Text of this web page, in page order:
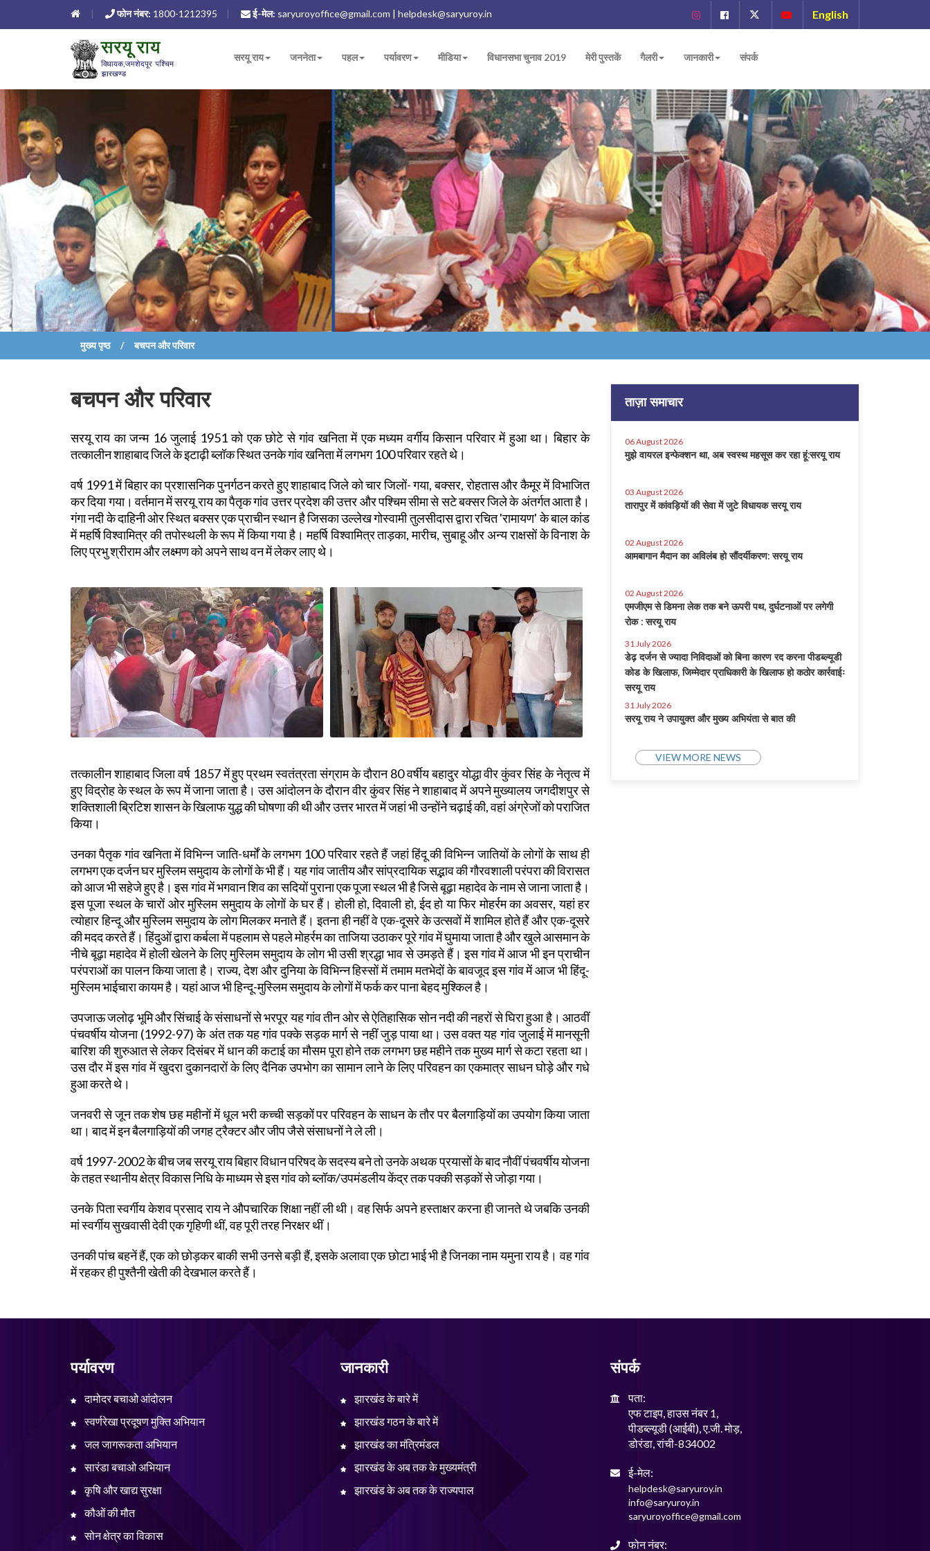
फोन नंबर: 1800-1212395 ई-मेल: saryuroyoffice@gmail.com | helpdesk@saryuroy.in English
सरयू राय जननेता पहल पर्यावरण मीडिया विधानसभा चुनाव 2019 मेरी पुस्तकें गैलरी जानकारी संपर्क
मुख्य पृष्ठ बचपन और परिवार
बचपन और परिवार
सरयू राय का जन्म 16 जुलाई 1951 को एक छोटे से गांव खनिता में एक मध्यम वर्गीय किसान परिवार में हुआ था। बिहार के
तत्कालीन शाहाबाद जिले के इटाढ़ी ब्लॉक स्थित उनके गांव खनिता में लगभग 100 परिवार रहते थे।
वर्ष 1991 में बिहार का प्रशासनिक पुनर्गठन करते हुए शाहाबाद जिले को चार जिलों- गया, बक्सर, रोहतास और कैमूर में विभाजित
कर दिया गया। वर्तमान में सरयू राय का पैतृक गांव उत्तर प्रदेश की उत्तर और पश्चिम सीमा से सटे बक्सर जिले के अंतर्गत आता है।
गंगा नदी के दाहिनी ओर स्थित बक्सर एक प्राचीन स्थान है जिसका उल्लेख गोस्वामी तुलसीदास द्वारा रचित 'रामायण' के बाल कांड
में महर्षि विश्वामित्र की तपोस्थली के रूप में किया गया है। महर्षि विश्वामित्र ताड़का, मारीच, सुबाहू और अन्य राक्षसों के विनाश के
लिए प्रभु श्रीराम और लक्ष्मण को अपने साथ वन में लेकर लाए थे।
तत्कालीन शाहाबाद जिला वर्ष 1857 में हुए प्रथम स्वतंत्रता संग्राम के दौरान 80 वर्षीय बहादुर योद्धा वीर कुंवर सिंह के नेतृत्व में
हुए विद्रोह के स्थल के रूप में जाना जाता है। उस आंदोलन के दौरान वीर कुंवर सिंह ने शाहाबाद में अपने मुख्यालय जगदीशपुर से
शक्तिशाली ब्रिटिश शासन के खिलाफ युद्ध की घोषणा की थी और उत्तर भारत में जहां भी उन्होंने चढ़ाई की, वहां अंग्रेजों को पराजित
किया।
उनका पैतृक गांव खनिता में विभिन्न जाति-धर्मों के लगभग 100 परिवार रहते हैं जहां हिंदू की विभिन्न जातियों के लोगों के साथ ही
लगभग एक दर्जन घर मुस्लिम समुदाय के लोगों के भी हैं। यह गांव जातीय और सांप्रदायिक सद्भाव की गौरवशाली परंपरा की विरासत
को आज भी सहेजे हुए है। इस गांव में भगवान शिव का सदियों पुराना एक पूजा स्थल भी है जिसे बूढ़ा महादेव के नाम से जाना जाता है।
इस पूजा स्थल के चारों ओर मुस्लिम समुदाय के लोगों के घर हैं। होली हो, दिवाली हो, ईद हो या फिर मोहर्रम का अवसर, यहां हर
त्योहार हिन्दू और मुस्लिम समुदाय के लोग मिलकर मनाते हैं। इतना ही नहीं वे एक-दूसरे के उत्सवों में शामिल होते हैं और एक-दूसरे
की मदद करते हैं। हिंदुओं द्वारा कर्बला में पहलाम से पहले मोहर्रम का ताजिया उठाकर पूरे गांव में घुमाया जाता है और खुले आसमान के
नीचे बूढ़ा महादेव में होली खेलने के लिए मुस्लिम समुदाय के लोग भी उसी श्रद्धा भाव से उमड़ते हैं। इस गांव में आज भी इन प्राचीन
परंपराओं का पालन किया जाता है। राज्य, देश और दुनिया के विभिन्न हिस्सों में तमाम मतभेदों के बावजूद इस गांव में आज भी हिंदू-
मुस्लिम भाईचारा कायम है। यहां आज भी हिन्दू-मुस्लिम समुदाय के लोगों में फर्क कर पाना बेहद मुश्किल है।
उपजाऊ जलोढ़ भूमि और सिंचाई के संसाधनों से भरपूर यह गांव तीन ओर से ऐतिहासिक सोन नदी की नहरों से घिरा हुआ है। आठवीं
पंचवर्षीय योजना (1992-97) के अंत तक यह गांव पक्के सड़क मार्ग से नहीं जुड़ पाया था। उस वक्त यह गांव जुलाई में मानसूनी
बारिश की शुरुआत से लेकर दिसंबर में धान की कटाई का मौसम पूरा होने तक लगभग छह महीने तक मुख्य मार्ग से कटा रहता था।
उस दौर में इस गांव में खुदरा दुकानदारों के लिए दैनिक उपभोग का सामान लाने के लिए परिवहन का एकमात्र साधन घोड़े और गधे
हुआ करते थे।
जनवरी से जून तक शेष छह महीनों में धूल भरी कच्ची सड़कों पर परिवहन के साधन के तौर पर बैलगाड़ियों का उपयोग किया जाता
था। बाद में इन बैलगाड़ियों की जगह ट्रैक्टर और जीप जैसे संसाधनों ने ले ली।
वर्ष 1997-2002 के बीच जब सरयू राय बिहार विधान परिषद के सदस्य बने तो उनके अथक प्रयासों के बाद नौवीं पंचवर्षीय योजना
के तहत स्थानीय क्षेत्र विकास निधि के माध्यम से इस गांव को ब्लॉक/उपमंडलीय केंद्र तक पक्की सड़कों से जोड़ा गया।
उनके पिता स्वर्गीय केशव प्रसाद राय ने औपचारिक शिक्षा नहीं ली थी। वह सिर्फ अपने हस्ताक्षर करना ही जानते थे जबकि उनकी
मां स्वर्गीय सुखवासी देवी एक गृहिणी थीं, वह पूरी तरह निरक्षर थीं।
उनकी पांच बहनें हैं, एक को छोड़कर बाकी सभी उनसे बड़ी हैं, इसके अलावा एक छोटा भाई भी है जिनका नाम यमुना राय है। वह गांव
में रहकर ही पुश्तैनी खेती की देखभाल करते हैं।
ताज़ा समाचार
06 August 2026
मुझे वायरल इन्फेक्शन था, अब स्वस्थ महसूस कर रहा हूं:सरयू राय
03 August 2026
तारापुर में कांवड़ियों की सेवा में जुटे विधायक सरयू राय
02 August 2026
आमबागान मैदान का अविलंब हो सौंदर्यीकरण: सरयू राय
02 August 2026
एमजीएम से डिमना लेक तक बने ऊपरी पथ, दुर्घटनाओं पर लगेगी
रोक : सरयू राय
31 July 2026
डेढ़ दर्जन से ज्यादा निविदाओं को बिना कारण रद करना पीडब्ल्यूडी
कोड के खिलाफ, जिम्मेदार प्राधिकारी के खिलाफ हो कठोर कार्रवाईः
सरयू राय
31 July 2026
सरयू राय ने उपायुक्त और मुख्य अभियंता से बात की
VIEW MORE NEWS
पर्यावरण
दामोदर बचाओ आंदोलन
स्वर्णरेखा प्रदूषण मुक्ति अभियान
जल जागरूकता अभियान
सारंडा बचाओ अभियान
कृषि और खाद्य सुरक्षा
कौओं की मौत
सोन क्षेत्र का विकास
जानकारी
झारखंड के बारे में
झारखंड गठन के बारे में
झारखंड का मंत्रिमंडल
झारखंड के अब तक के मुख्यमंत्री
झारखंड के अब तक के राज्यपाल
संपर्क
पता:
एफ टाइप, हाउस नंबर 1,
पीडब्ल्यूडी (आईबी), ए.जी. मोड़,
डोरंडा, रांची-834002
ई-मेल:
helpdesk@saryuroy.in
info@saryuroy.in
saryuroyoffice@gmail.com
फोन नंबर: